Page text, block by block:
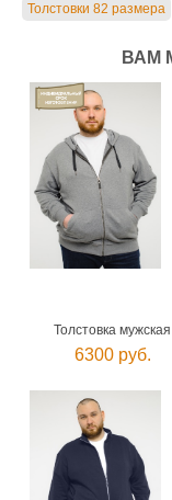
Толстовки 82 размера
ВАМ
Толстовка мужская
6300 руб.